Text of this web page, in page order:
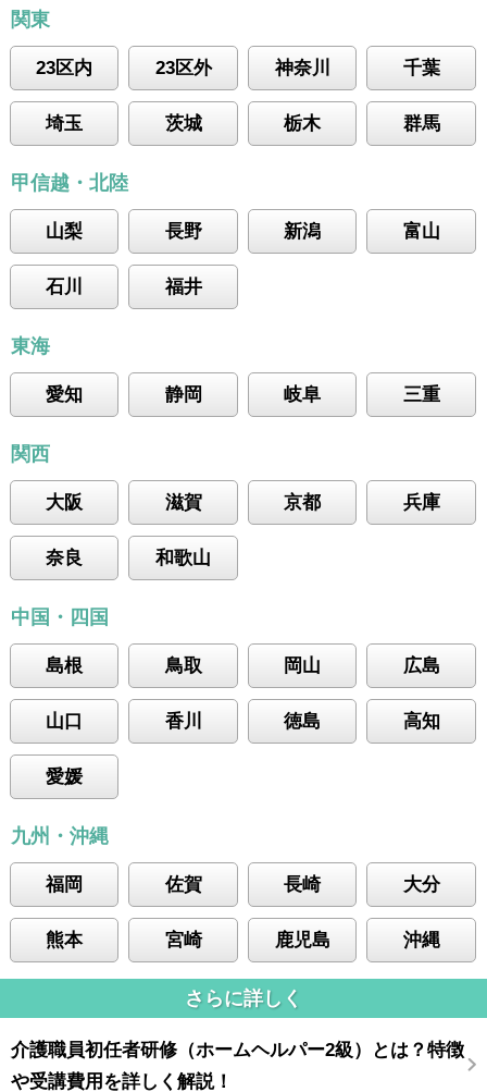
関東
23区内 23区外 神奈川 千葉
埼玉 茨城 栃木 群馬
甲信越・北陸
山梨 長野 新潟 富山
石川 福井
東海
愛知 静岡 岐阜 三重
関西
大阪 滋賀 京都 兵庫
奈良 和歌山
中国・四国
島根 鳥取 岡山 広島
山口 香川 徳島 高知
愛媛
九州・沖縄
福岡 佐賀 長崎 大分
熊本 宮崎 鹿児島 沖縄
さらに詳しく
介護職員初任者研修（ホームヘルパー2級）とは？特徴
や受講費用を詳しく解説！